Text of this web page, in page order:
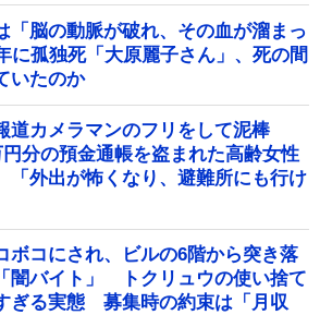
「脳の動脈が破れ、その血が溜まっ
孤独死「大原麗子さん」、死の間
いたのか
道カメラマンのフリをして泥棒
分の預金通帳を盗まれた高齢女性
外出が怖くなり、避難所にも行け
ボコにされ、ビルの6階から突き落
闇バイト」 トクリュウの使い捨て
ぎる実態 募集時の約束は「月収